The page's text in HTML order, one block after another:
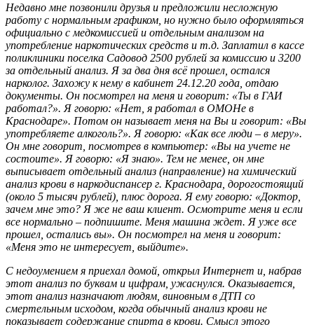
Недавно мне позвонили друзья и предложили несложную
работу с нормальным графиком, но нужно было оформляться
официально с медкомиссией и отдельным анализом на
употребление наркотических средств и т.д. Заплатил в кассе
поликлиники поселка Садовод 2500 рублей за комиссию и 3200
за отдельный анализ. Я за два дня всё прошел, остался
нарколог. Захожу к нему в кабинет 24.12.20 года, отдаю
документы. Он посмотрел на меня и говорит: «Ты в ГАИ
работал?». Я говорю: «Нет, я работал в ОМОНе в
Краснодаре». Потом он называет меня на Вы и говорит: «Вы
употребляете алкоголь?». Я говорю: «Как все люди – в меру».
Он мне говорит, посмотрев в компьютер: «Вы на учете не
состоите». Я говорю: «Я знаю». Тем не менее, он мне
выписывает отдельный анализ (направление) на химический
анализ крови в наркодиспансер г. Краснодара, дорогостоящий
(около 5 тысяч рублей), плюс дорога. Я ему говорю: «Доктор,
зачем мне это? Я же не ваш клиент. Осмотрите меня и если
все нормально – подпишите. Меня машина ждет. Я уже все
прошел, остались вы». Он посмотрел на меня и говорит:
«Меня это не интересует, выйдите».
С недоумением я приехал домой, открыл Интернет и, набрав
этот анализ по буквам и цифрам, ужаснулся. Оказывается,
этот анализ назначают людям, виновным в ДТП со
смертельным исходом, когда обычный анализ крови не
показывает содержание спирта в крови. Смысл этого